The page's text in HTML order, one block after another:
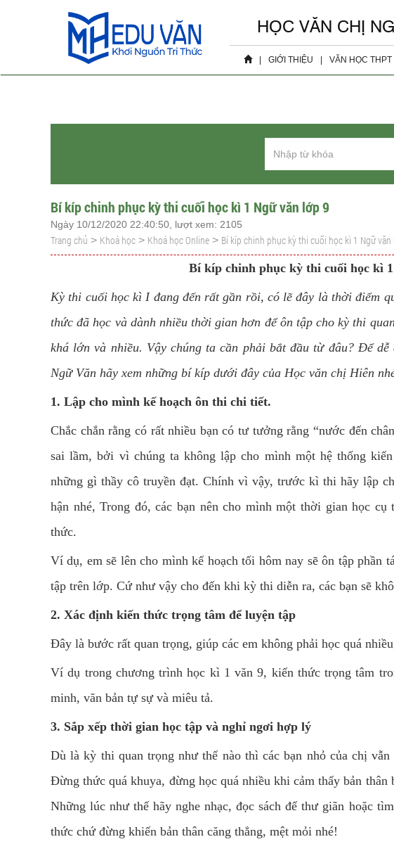
HỌC VĂN CHỊ
GIỚI THIỆU VĂN HỌC THPT
Nghị
Tài Liệu
Tài liệu
Bí kíp chinh phục kỳ thi cuối học kì 1 Ngữ văn lớp 9
Ngày 10/12/2020 22:40:50, lượt xem: 2105
Trang chủ > Khoá học > Khoá học Online > Bí kíp chinh phục kỳ thi cuối học kì 1 Ngữ văn
Bí kíp chinh phục kỳ thi cuối học kì
Kỳ thi cuối học kì I đang đến rất gần rồi, có lẽ đây là thời điểm
thức đã học và dành nhiều thời gian hơn để ôn tập cho kỳ thi
khá lớn và nhiều. Vậy chúng ta cần phải bắt đầu từ đâu? Để
Ngữ Văn hãy xem những bí kíp dưới đây của Học văn chị Hiên
1. Lập cho mình kế hoạch ôn thi chi tiết.
Chắc chắn rằng có rất nhiều bạn có tư tưởng rằng “nước đến
sai lầm, bởi vì chúng ta không lập cho mình một hệ thống
những gì thầy cô truyền đạt. Chính vì vậy, trước kì thi hãy lập
hận nhé, Trong đó, các bạn nên cho mình một thời gian học
thức.
Ví dụ, em sẽ lên cho mình kế hoạch tối hôm nay sẽ ôn tập phần
tập trên lớp. Cứ như vậy cho đến khi kỳ thi diễn ra, các bạn sẽ
2. Xác định kiến thức trọng tâm để luyện tập
Đây là bước rất quan trọng, giúp các em không phải học quá
Ví dụ trong chương trình học kì 1 văn 9, kiến thức trọng tâm
minh, văn bản tự sự và miêu tả.
3. Sắp xếp thời gian học tập và nghỉ ngơi hợp lý
Dù là kỳ thi quan trọng như thế nào thì các bạn nhỏ của chị vẫn
Đừng thức quá khuya, đừng học quá nhiều khi cảm thấy bản
Những lúc như thế hãy nghe nhạc, đọc sách để thư giãn hoặc
thức chứ đừng khiến bản thân căng thẳng, mệt mỏi nhé!